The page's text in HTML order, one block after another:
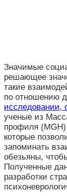
Значимые
решающее
такие
по отношению
исследовании,
ученые из
профиля (MGH)
которые
запоминать
обезьяны,
Полученные
разработки